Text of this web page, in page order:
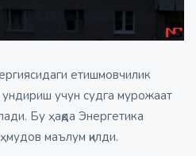
етишмовчилик
учун судга мурожаат
Бу ҳақда Энергетика
маълум қилди.